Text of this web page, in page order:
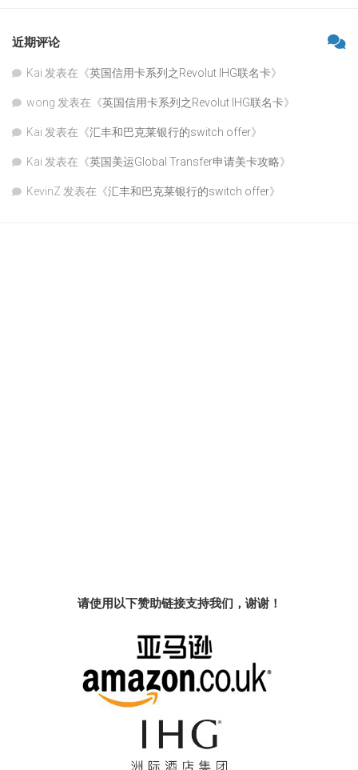
近期评论
Kai 发表在《英国信用卡系列之Revolut IHG联名卡》
wong 发表在《英国信用卡系列之Revolut IHG联名卡》
Kai 发表在《汇丰和巴克莱银行的switch offer》
Kai 发表在《英国美运Global Transfer申请美卡攻略》
KevinZ 发表在《汇丰和巴克莱银行的switch offer》
请使用以下赞助链接支持我们，谢谢！